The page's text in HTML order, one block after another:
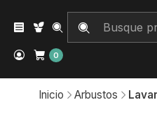
0
Inicio Arbustos